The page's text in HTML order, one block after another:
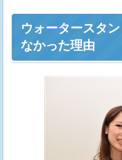
ウォータースタ
なかった理由